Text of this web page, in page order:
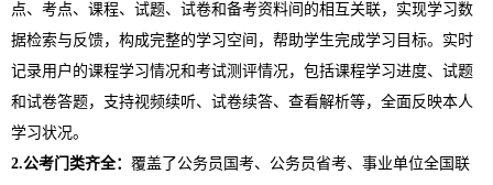
点、考点、课程、试题、试卷和备考资料间的相互关联，实现学习数
据检索与反馈，构成完整的学习空间，帮助学生完成学习目标。实时
记录用户的课程学习情况和考试测评情况，包括课程学习进度、试题
和试卷答题，支持视频续听、试卷续答、查看解析等，全面反映本人
学习状况。
2.公考门类齐全： 覆盖了公务员国考、公务员省考、事业单位全国联